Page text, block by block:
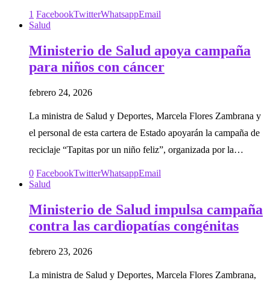
1 FacebookTwitterWhatsappEmail
Salud
Ministerio de Salud apoya campaña
para niños con cáncer
febrero 24, 2026
La ministra de Salud y Deportes, Marcela Flores Zambrana y
el personal de esta cartera de Estado apoyarán la campaña de
reciclaje “Tapitas por un niño feliz”, organizada por la…
0 FacebookTwitterWhatsappEmail
Salud
Ministerio de Salud impulsa campaña
contra las cardiopatías congénitas
febrero 23, 2026
La ministra de Salud y Deportes, Marcela Flores Zambrana,